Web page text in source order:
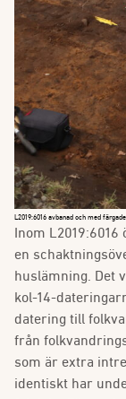
L2019:6016 avbanad och med
Inom
en
huslämning. Det
kol-14-
datering till
från
som är extra
identiskt har